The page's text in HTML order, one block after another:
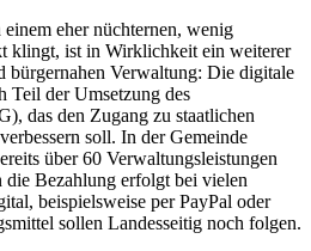
eher nüchternen, wenig
klingt, ist in Wirklichkeit ein weiterer
bürgernahen Verwaltung: Die digitale
Teil der Umsetzung des
das den Zugang zu staatlichen
soll. In der Gemeinde
über 60 Verwaltungsleistungen
Bezahlung erfolgt bei vielen
beispielsweise per PayPal oder
sollen Landesseitig noch folgen.